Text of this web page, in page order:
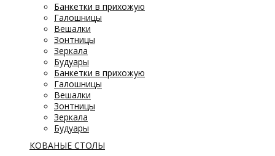
Банкетки в прихожую
Галошницы
Вешалки
Зонтницы
Зеркала
Будуары
Банкетки в прихожую
Галошницы
Вешалки
Зонтницы
Зеркала
Будуары
КОВАНЫЕ СТОЛЫ